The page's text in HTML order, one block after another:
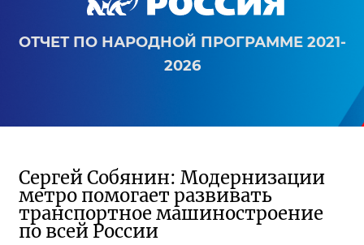
ОТЧЕТ ПО НАРОДНОЙ ПРОГРАММЕ 2021-
2026
Сергей Собянин: Модернизации
метро помогает развивать
транспортное машиностроение
по всей России